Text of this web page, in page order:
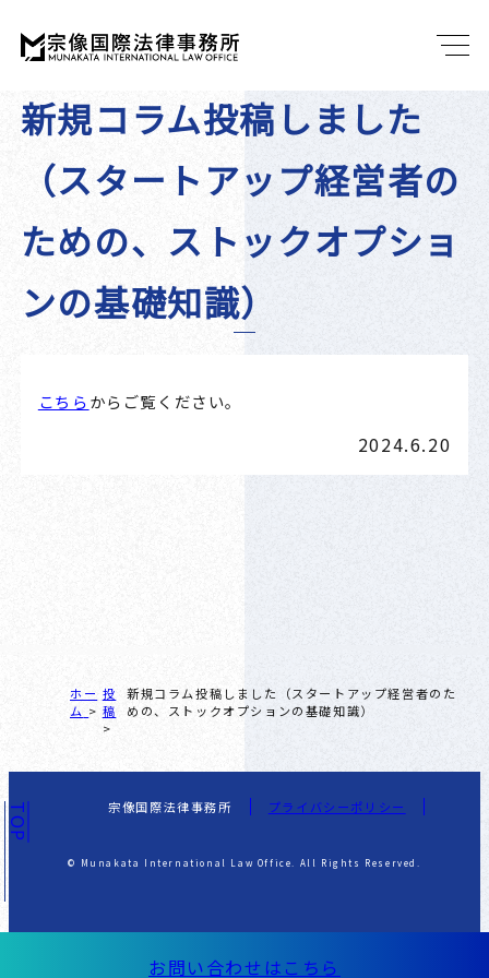
新規コラム投稿しました
（スタートアップ経営者の
ための、ストックオプショ
ンの基礎知識）
こちらからご覧ください。
2024.6.20
TOP
お問い合わせはこちら
ホー
ム
投
稿
新規コラム投稿しました（スタートアップ経営者のた
めの、ストックオプションの基礎知識）
宗像国際法律事務所 プライバシーポリシー
© Munakata International Law Office. All Rights Reserved.